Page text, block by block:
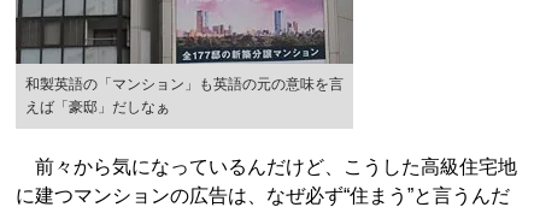
和製英語の「マンション」も英語の元の意味を言
えば「豪邸」だしなぁ
前々から気になっているんだけど、こうした高級住宅地
に建つマンションの広告は、なぜ必ず“住まう”と言うんだ